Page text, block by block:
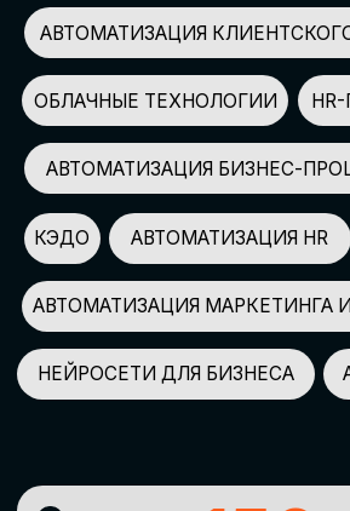
СПИКЕРОВ
150+
ПАРТНЕРОВ
100+
УЧАСТНИКОВ
2500+
GLOBAL TECH FORUM –
ИЗУЧЕНИЯНОВЫХ